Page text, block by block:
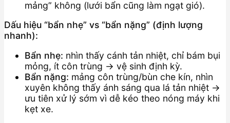
mảng” không (lưới bẩn cũng làm ngạt gió).
Dấu hiệu “bẩn nhẹ” vs “bẩn nặng” (định lượng
nhanh):
Bẩn nhẹ: nhìn thấy cánh tản nhiệt, chỉ bám bụi
mỏng, ít côn trùng → vệ sinh định kỳ.
Bẩn nặng: mảng côn trùng/bùn che kín, nhìn
xuyên không thấy ánh sáng qua lá tản nhiệt →
ưu tiên xử lý sớm vì dễ kéo theo nóng máy khi
kẹt xe.